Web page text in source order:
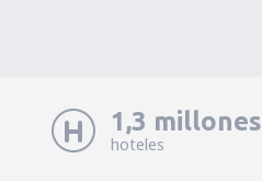
1,3 millones
hoteles